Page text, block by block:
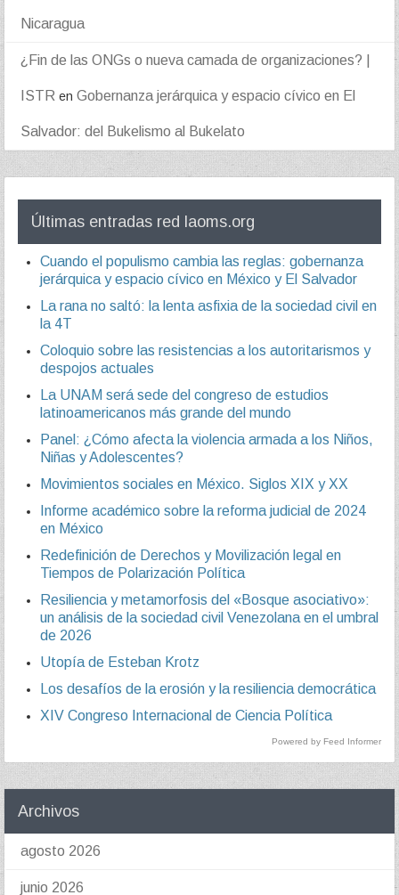
Nicaragua
¿Fin de las ONGs o nueva camada de organizaciones? |
ISTR en Gobernanza jerárquica y espacio cívico en El
Salvador: del Bukelismo al Bukelato
Últimas entradas red laoms.org
Cuando el populismo cambia las reglas: gobernanza
jerárquica y espacio cívico en México y El Salvador
La rana no saltó: la lenta asfixia de la sociedad civil en
la 4T
Coloquio sobre las resistencias a los autoritarismos y
despojos actuales
La UNAM será sede del congreso de estudios
latinoamericanos más grande del mundo
Panel: ¿Cómo afecta la violencia armada a los Niños,
Niñas y Adolescentes?
Movimientos sociales en México. Siglos XIX y XX
Informe académico sobre la reforma judicial de 2024
en México
Redefinición de Derechos y Movilización legal en
Tiempos de Polarización Política
Resiliencia y metamorfosis del «Bosque asociativo»:
un análisis de la sociedad civil Venezolana en el umbral
de 2026
Utopía de Esteban Krotz
Los desafíos de la erosión y la resiliencia democrática
XIV Congreso Internacional de Ciencia Política
Powered by Feed Informer
Archivos
agosto 2026
junio 2026